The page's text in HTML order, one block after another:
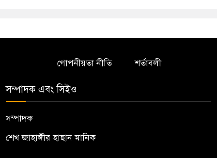
গোপনীয়তা নীতি শর্তাবলী
সম্পাদক এবং সিইও
সম্পাদক
শেখ জাহাঙ্গীর হাছান মানিক